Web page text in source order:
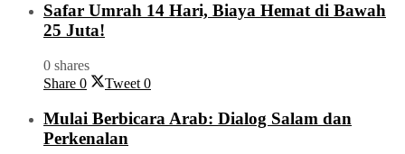
Safar Umrah 14 Hari, Biaya Hemat di Bawah
25 Juta!
0 shares
Share 0 Tweet 0
Mulai Berbicara Arab: Dialog Salam dan
Perkenalan